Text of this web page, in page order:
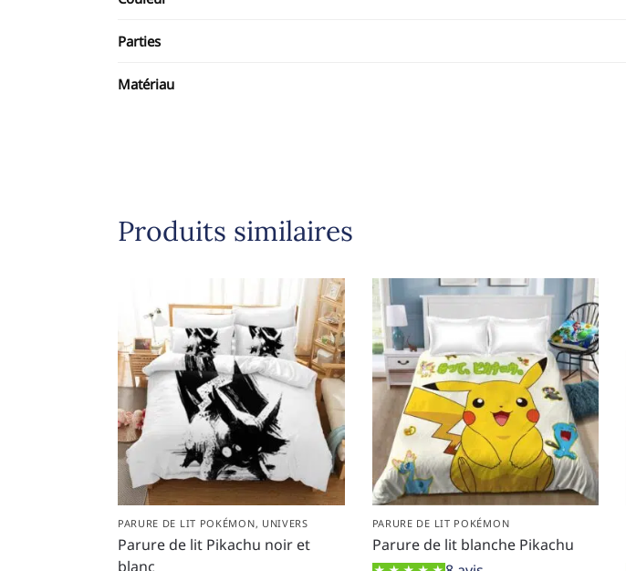
Parties
Matériau
Produits similaires
PARURE DE LIT POKÉMON, UNIVERS
Parure de lit Pikachu noir et
blanc
PARURE DE LIT POKÉMON
Parure de lit blanche Pikachu